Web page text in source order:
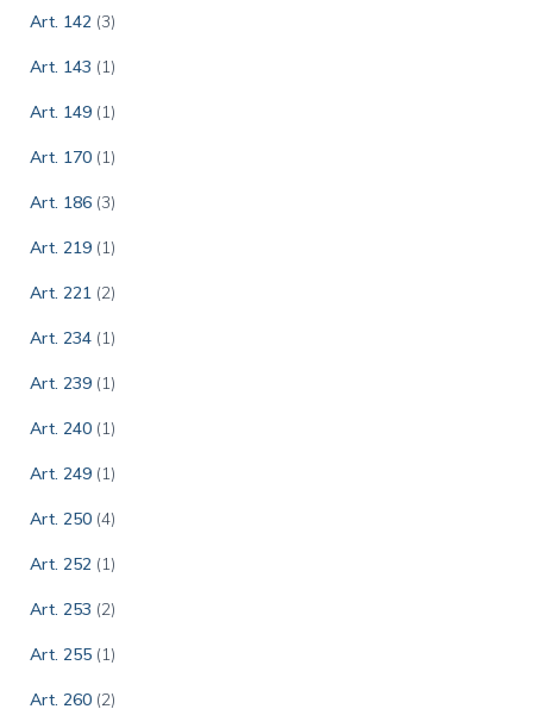
Art. 142 (3)
Art. 143 (1)
Art. 149 (1)
Art. 170 (1)
Art. 186 (3)
Art. 219 (1)
Art. 221 (2)
Art. 234 (1)
Art. 239 (1)
Art. 240 (1)
Art. 249 (1)
Art. 250 (4)
Art. 252 (1)
Art. 253 (2)
Art. 255 (1)
Art. 260 (2)